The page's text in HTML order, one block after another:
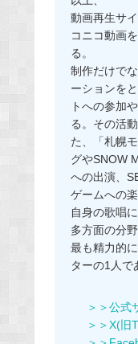
動画再生サ
コニコ動画
る。
制作だけで
ーションを
トへの参加
る。その活
た、「札幌
グやSNOW
への出演、
ゲームへの楽
自身の歌唱
多方面の分
最も精力的
ターの1人で
＞＞公式
＞＞X(旧